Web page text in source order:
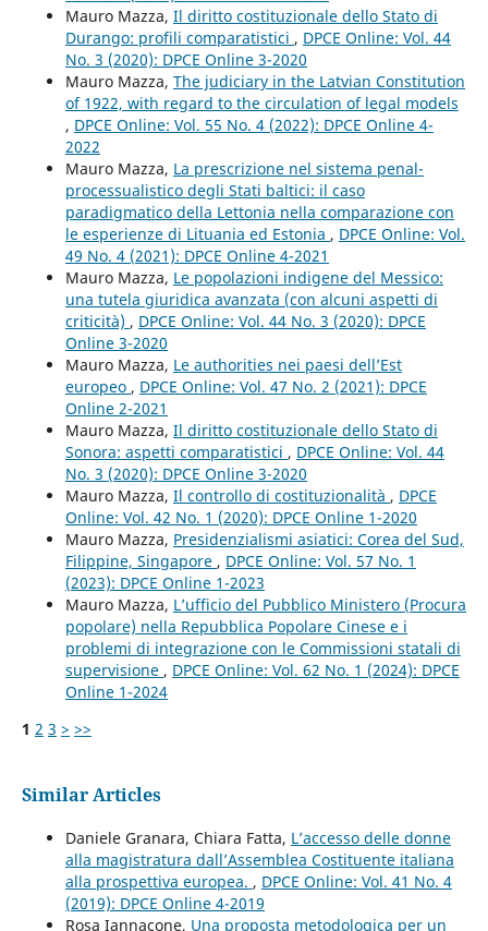
Mauro Mazza, Il diritto costituzionale dello Stato di
Durango: profili comparatistici , DPCE Online: Vol. 44
No. 3 (2020): DPCE Online 3-2020
Mauro Mazza, The judiciary in the Latvian Constitution
of 1922, with regard to the circulation of legal models
, DPCE Online: Vol. 55 No. 4 (2022): DPCE Online 4-
2022
Mauro Mazza, La prescrizione nel sistema penal-
processualistico degli Stati baltici: il caso
paradigmatico della Lettonia nella comparazione con
le esperienze di Lituania ed Estonia , DPCE Online: Vol.
49 No. 4 (2021): DPCE Online 4-2021
Mauro Mazza, Le popolazioni indigene del Messico:
una tutela giuridica avanzata (con alcuni aspetti di
criticità) , DPCE Online: Vol. 44 No. 3 (2020): DPCE
Online 3-2020
Mauro Mazza, Le authorities nei paesi dell’Est
europeo , DPCE Online: Vol. 47 No. 2 (2021): DPCE
Online 2-2021
Mauro Mazza, Il diritto costituzionale dello Stato di
Sonora: aspetti comparatistici , DPCE Online: Vol. 44
No. 3 (2020): DPCE Online 3-2020
Mauro Mazza, Il controllo di costituzionalità , DPCE
Online: Vol. 42 No. 1 (2020): DPCE Online 1-2020
Mauro Mazza, Presidenzialismi asiatici: Corea del Sud,
Filippine, Singapore , DPCE Online: Vol. 57 No. 1
(2023): DPCE Online 1-2023
Mauro Mazza, L’ufficio del Pubblico Ministero (Procura
popolare) nella Repubblica Popolare Cinese e i
problemi di integrazione con le Commissioni statali di
supervisione , DPCE Online: Vol. 62 No. 1 (2024): DPCE
Online 1-2024
1 2 3 > >>
Similar Articles
Daniele Granara, Chiara Fatta, L’accesso delle donne
alla magistratura dall’Assemblea Costituente italiana
alla prospettiva europea. , DPCE Online: Vol. 41 No. 4
(2019): DPCE Online 4-2019
Rosa Iannacone, Una proposta metodologica per un